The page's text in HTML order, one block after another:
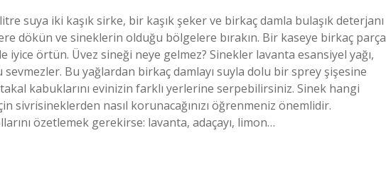
suya iki kaşık sirke, bir kaşık şeker ve birkaç damla bulaşık deterjanı
dökün ve sineklerin olduğu bölgelere bırakın. Bir kaseye birkaç parça
iyice örtün. Üvez sineği neye gelmez? Sinekler lavanta esansiyel yağı,
Bu yağlardan birkaç damlayı suyla dolu bir sprey şişesine
kabuklarını evinizin farklı yerlerine serpebilirsiniz. Sinek hangi
sivrisineklerden nasıl korunacağınızı öğrenmeniz önemlidir.
özetlemek gerekirse: lavanta, adaçayı, limon…